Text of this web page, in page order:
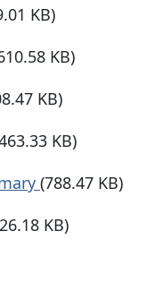
KB)
KB)
KB)
KB)
(788.47 KB)
KB)